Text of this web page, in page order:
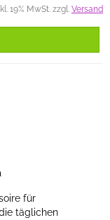
19% MwSt. zzgl. Versand
für
täglichen